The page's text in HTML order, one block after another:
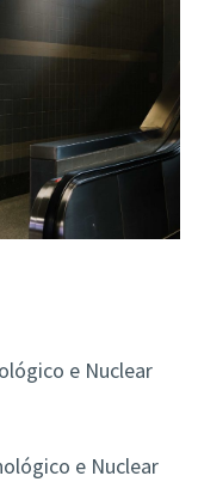
e Nuclear
e Nuclear